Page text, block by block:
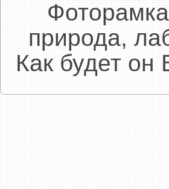
природа,
Как будет он